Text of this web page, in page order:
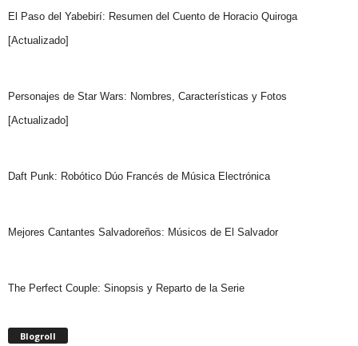
El Paso del Yabebirí: Resumen del Cuento de Horacio Quiroga
[Actualizado]
Personajes de Star Wars: Nombres, Características y Fotos
[Actualizado]
Daft Punk: Robótico Dúo Francés de Música Electrónica
Mejores Cantantes Salvadoreños: Músicos de El Salvador
The Perfect Couple: Sinopsis y Reparto de la Serie
Blogroll